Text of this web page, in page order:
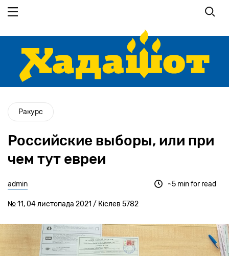
основного
Ракурс
Российские выборы, или при
чем тут евреи
admin
№ 11, 04 листопада 2021 / Кіслев 5782
~5 min for read